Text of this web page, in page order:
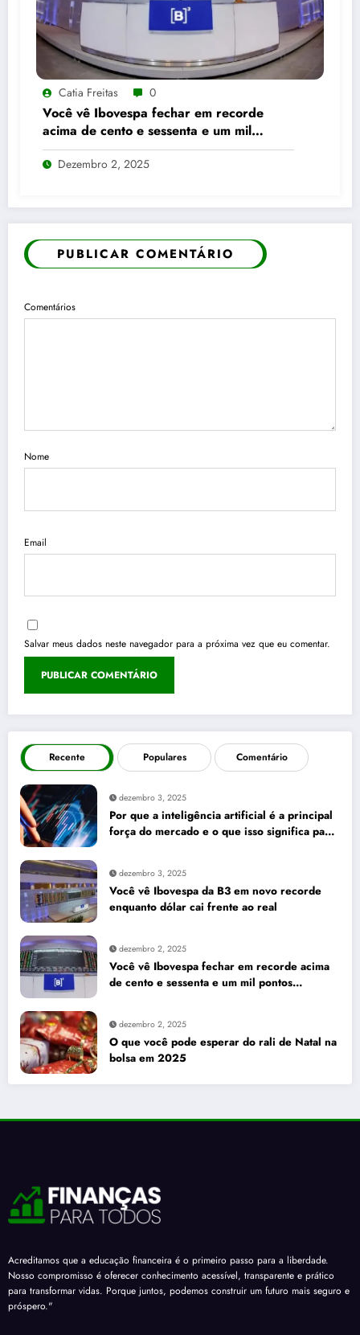
Catia Freitas 0
Você vê Ibovespa fechar em recorde
acima de cento e sessenta e um mil
pontos enquanto dólar recua para cinco
reais e trinta e três centavos
Dezembro 2, 2025
PUBLICAR COMENTÁRIO
Comentários
Nome
Email
Salvar meus dados neste navegador para a próxima vez que eu comentar.
Recente Populares Comentário
dezembro 3, 2025
Por que a inteligência artificial é a principal
força do mercado e o que isso significa para
dezembro 3, 2025
Você vê Ibovespa da B3 em novo recorde
enquanto dólar cai frente ao real
dezembro 2, 2025
Você vê Ibovespa fechar em recorde acima
de cento e sessenta e um mil pontos
dezembro 2, 2025
O que você pode esperar do rali de Natal na
bolsa em 2025
Acreditamos que a educação financeira é o primeiro passo para a liberdade.
Nosso compromisso é oferecer conhecimento acessível, transparente e prático
para transformar vidas. Porque juntos, podemos construir um futuro mais seguro e
próspero."